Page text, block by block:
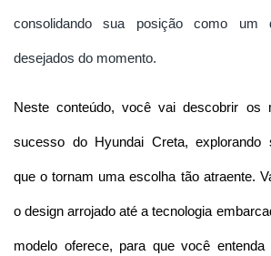
consolidando sua posição como um
desejados do momento.
Neste conteúdo, você vai descobrir os
sucesso do Hyundai Creta, explorando
que o tornam uma escolha tão atraente.
o design arrojado até a tecnologia
modelo oferece, para que você